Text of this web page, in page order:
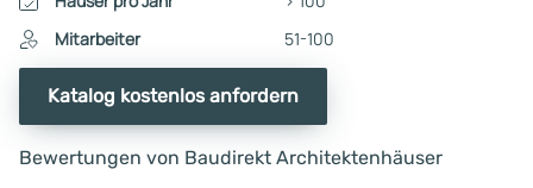
Mitarbeiter
51-100
Katalog kostenlos anfordern
Bewertungen von Baudirekt Architektenhäuser